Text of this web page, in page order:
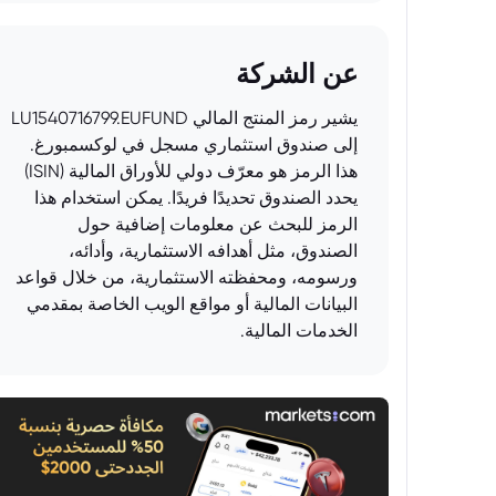
عن الشركة
يشير رمز المنتج المالي LU1540716799.EUFUND
إلى صندوق استثماري مسجل في لوكسمبورغ.
هذا الرمز هو معرّف دولي للأوراق المالية (ISIN)
يحدد الصندوق تحديدًا فريدًا. يمكن استخدام هذا
الرمز للبحث عن معلومات إضافية حول
الصندوق، مثل أهدافه الاستثمارية، وأدائه،
ورسومه، ومحفظته الاستثمارية، من خلال قواعد
البيانات المالية أو مواقع الويب الخاصة بمقدمي
الخدمات المالية.